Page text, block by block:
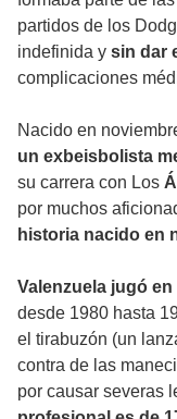
partidos de los
indefinida y sin dar
complicaciones
Nacido en
un exbeisbolista
su carrera con Los
por muchos
historia nacido en
Valenzuela jugó
desde 1980 hasta
el tirabuzón (un
contra de las
por causar severas